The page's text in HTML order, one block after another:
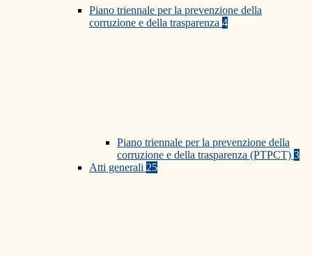
Piano triennale per la prevenzione della
corruzione e della trasparenza 4
Piano triennale per la prevenzione della
corruzione e della trasparenza (PTPCT) 3
Atti generali 25